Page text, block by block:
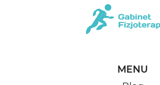
MENU